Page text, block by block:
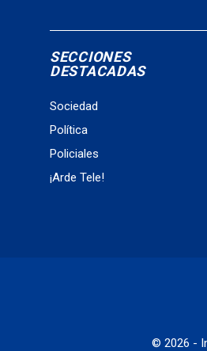
SECCIONES
DESTACADAS
Sociedad
Política
Policiales
¡Arde Tele!
© 2026 -